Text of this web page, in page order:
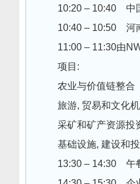
10:20 – 10:40 中
10:40 – 10:50 河
11:00 – 11:30由
项目:
农业与价值链整合
旅游, 贸易和文化
采矿和矿产资源投
基础设施, 建设和
13:30 – 14:30 午